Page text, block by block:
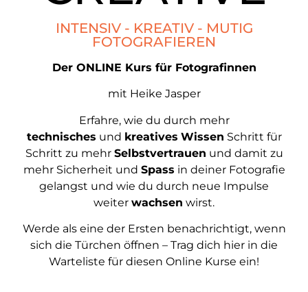
INTENSIV - KREATIV - MUTIG
FOTOGRAFIEREN
Der ONLINE Kurs für Fotografinnen
mit Heike Jasper
Erfahre, wie du durch mehr
technisches und kreatives Wissen Schritt für
Schritt zu mehr Selbstvertrauen und damit zu
mehr Sicherheit und Spass in deiner Fotografie
gelangst und wie du durch neue Impulse
weiter wachsen wirst.
Werde als eine der Ersten benachrichtigt, wenn
sich die Türchen öffnen – Trag dich hier in die
Warteliste für diesen Online Kurse ein!